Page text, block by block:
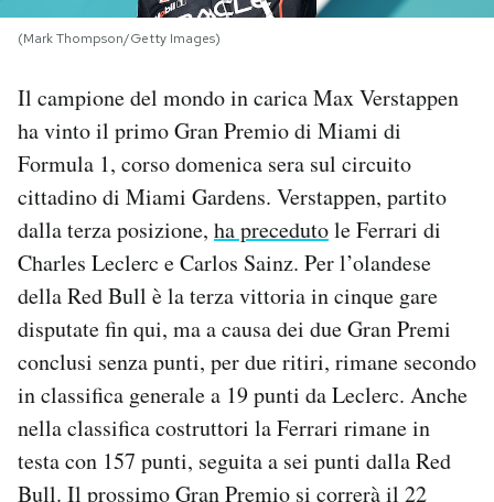
SHOP
CALENDARIO
AREA PERSONALE
Area Personale
Newsletter
Regala il Post
Hai bisogno di aiuto?
Esci
(Mark Thompson/Getty Images)
Il campione del mondo in carica Max Verstappen
ha vinto il primo Gran Premio di Miami di
Formula 1, corso domenica sera sul circuito
cittadino di Miami Gardens. Verstappen, partito
dalla terza posizione, ha precedutole Ferrari di
Charles Leclerc e Carlos Sainz. Per l’olandese
della Red Bull è la terza vittoria in cinque gare
disputate fin qui, ma a causa dei due Gran Premi
conclusi senza punti, per due ritiri, rimane secondo
in classifica generale a 19 punti da Leclerc. Anche
nella classifica costruttori la Ferrari rimane in
testa con 157 punti, seguita a sei punti dalla Red
Bull. Il prossimo Gran Premio si correrà il 22